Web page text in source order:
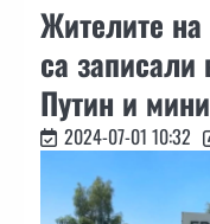
Жителите на
са
Путин и
2024-07-01 10:32